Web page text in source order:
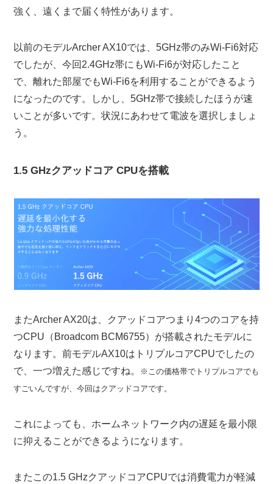
強く、遠くまで届く特性があります。
以前のモデルArcher AX10では、5GHz帯のみWi-Fi6対応
でしたが、今回2.4GHz帯にもWi-Fi6が対応したこと
で、離れた部屋でもWi-Fi6を利用することができるよう
になったのです。しかし、5GHz帯で接続したほうが速
いことが多いです。状況にあわせて電波を選択しましょ
う。
1.5 GHzクアッドコア CPUを搭載
またArcher AX20は、クアッドコアつまり4つのコアを持
つCPU（Broadcom BCM6755）が搭載されたモデルに
なります。前モデルAX10はトリプルコアCPUでしたの
で、一つ増えた感じですね。
※この価格帯でトリプルコアでも
すごいんですが、今回はクアッドコアです。
これによっても、ホームネットワーク内の遅延を最小限
に抑えることができるようになります。
またこの1.5 GHzクアッドコアCPUでは消費電力が軽減